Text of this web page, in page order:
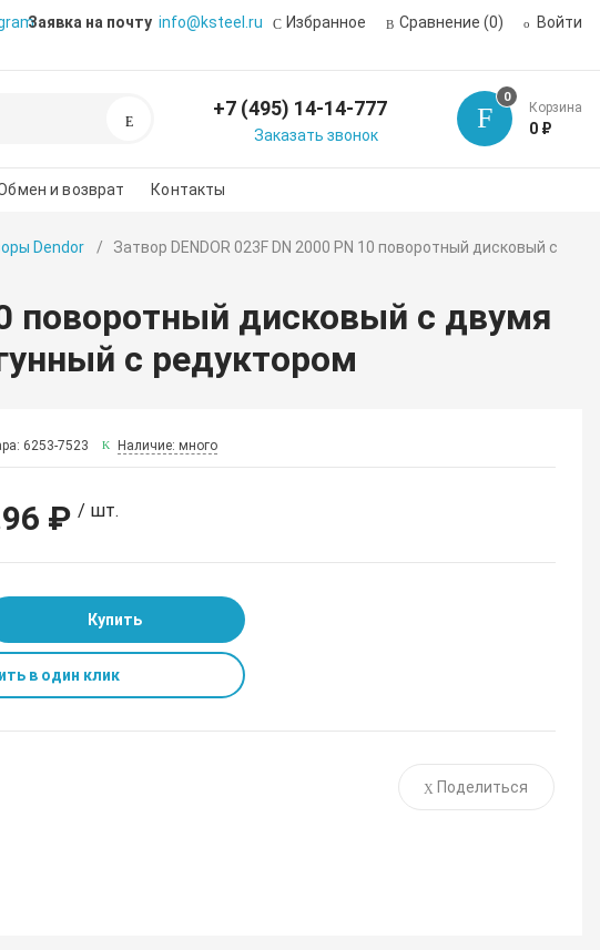
Заявка на почту info@ksteel.ru Избранное Сравнение (0) Войти
Поиск +7 (495) 14-14-777
Заказать звонок
0
Корзина
0 ₽
и возврат Контакты
Dendor
Затвор DENDOR 023F DN 2000 PN 10 поворотный дисковый c
поворотный дисковый c двумя
с редуктором
6253-7523 Наличие: много
₽ / шт.
Купить
в один клик
Поделиться